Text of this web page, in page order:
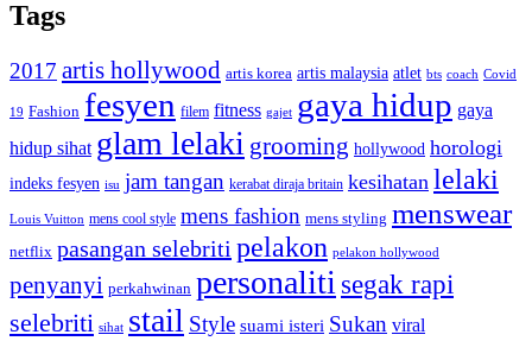
Tags
2017 artis hollywood artis korea artis malaysia atlet bts coach Covid
19 Fashion fesyen filem fitness gajet gaya hidup gaya
hidup sihat glam lelaki grooming hollywood horologi
indeks fesyen isu jam tangan kerabat diraja britain kesihatan lelaki
Louis Vuitton mens cool style mens fashion mens styling menswear
netflix pasangan selebriti pelakon pelakon hollywood
penyanyi perkahwinan personalitisegak rapi
selebriti sihat stail Style suami isteri Sukan viral